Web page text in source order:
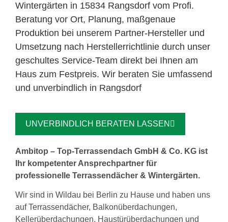
Wintergärten in 15834 Rangsdorf vom Profi.
Beratung vor Ort, Planung, maßgenaue
Produktion bei unserem Partner-Hersteller und
Umsetzung nach Herstellerrichtlinie durch unser
geschultes Service-Team direkt bei Ihnen am
Haus zum Festpreis. Wir beraten Sie umfassend
und unverbindlich in Rangsdorf
UNVERBINDLICH BERATEN LASSEN
Ambitop – Top-Terrassendach GmbH & Co. KG ist
Ihr kompetenter Ansprechpartner für
professionelle Terrassendächer & Wintergärten.
Wir sind in Wildau bei Berlin zu Hause und haben uns
auf Terrassendächer, Balkonüberdachungen,
Kellerüberdachungen, Haustürüberdachungen und